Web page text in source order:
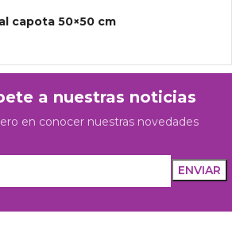
capota 50×50 cm
a nuestras noticias
en conocer nuestras novedades